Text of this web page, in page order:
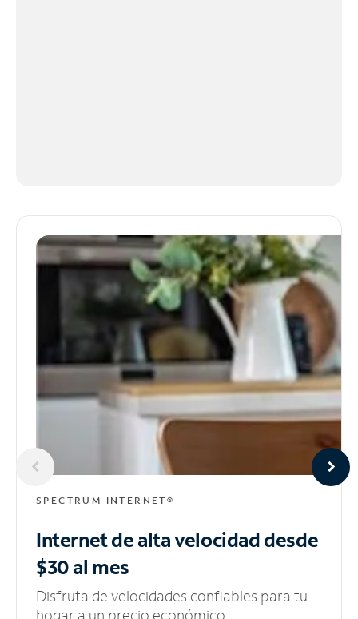
SPECTRUM INTERNET®
Internet de alta velocidaddesde
$30 al mes
Disfruta de velocidades confiables para tu
hogar a un precio económico.